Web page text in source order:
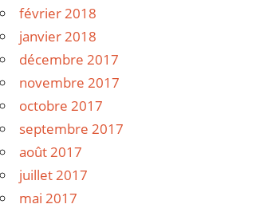
février 2018
janvier 2018
décembre 2017
novembre 2017
octobre 2017
septembre 2017
août 2017
juillet 2017
mai 2017